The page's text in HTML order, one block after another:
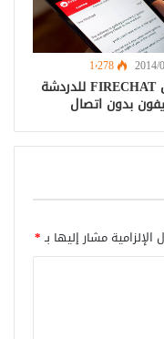
2014/ 1٬278
تطبيق FIRECHAT للدردشة
بدون اتصال
الإلزامية مشار إليها بـ*